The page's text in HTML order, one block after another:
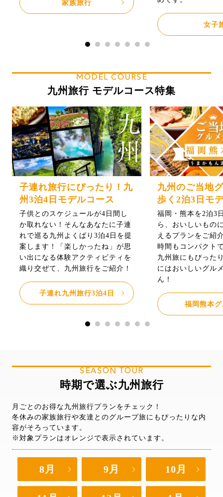
家族旅行
女子
MODEL COURSE
九州旅行 モデルコース特集
子連れ旅行にぴったり！九
州3泊4日モデルコース
子供とのスケジュールが4日間し
か取れない！そんなあなたに子連
れで巡る九州よくばり3泊4日を提
案します！「楽しかったね」が思
い出になる体験アクティビティを
織り交ぜて、九州旅行をご紹介！
子連れ九州旅行3泊4日
九州のご当地
歩く2泊3日モ
福岡・熊本を2泊3
ら、おいしいもの
えるプランをご紹
時間もコンパクト
九州旅にもぴった
にはおいしいグル
ん！
福岡熊本
SEASON TOUR
時期で選ぶ九州旅行
月ごとのお得な九州旅行プランをチェック！
冬休みの家族旅行や友達とのグループ旅にもぴったりな内
容がそろっています。
※対象プランはオレンジで表示されています。
8月 9月 10月